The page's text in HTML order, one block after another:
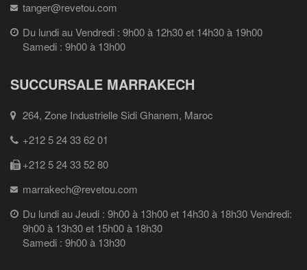
tanger@revetou.com
Du lundi au Vendredi : 9h00 à 12h30 et 14h30 à 19h00
Samedi : 9h00 à 13h00
SUCCURSALE MARRAKECH
264, Zone Industrielle Sidi Ghanem, Maroc
+212 5 24 33 62 01
+212 5 24 33 52 80
marrakech@revetou.com
Du lundi au Jeudi : 9h00 à 13h00 et 14h30 à 18h30 Vendredi:
9h00 à 13h30 et 15h00 à 18h30
Samedi : 9h00 à 13h30